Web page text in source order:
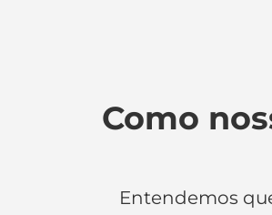
Como
Entendemos